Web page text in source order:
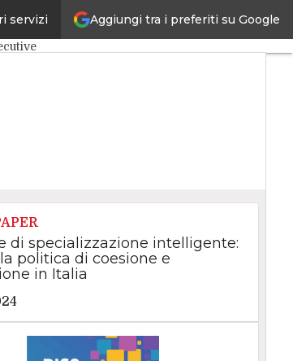
Aggiungi tra i preferiti su Google
servizi
di specializzazione intelligente:
politica di coesione e
in Italia